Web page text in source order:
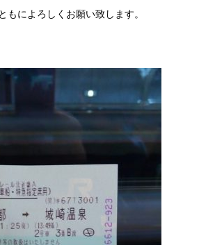
もによろしくお願い致します。